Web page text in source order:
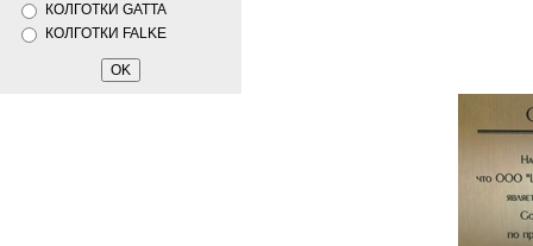
КОЛГОТКИ GATTA
КОЛГОТКИ FALKE